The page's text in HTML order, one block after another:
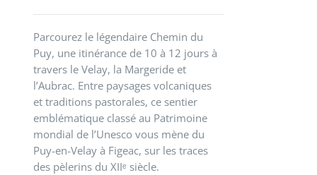
Parcourez le légendaire Chemin du
Puy, une itinérance de 10 à 12 jours à
travers le Velay, la Margeride et
l’Aubrac. Entre paysages volcaniques
et traditions pastorales, ce sentier
emblématique classé au Patrimoine
mondial de l’Unesco vous mène du
Puy-en-Velay à Figeac, sur les traces
des pèlerins du XIIᵉ siècle.